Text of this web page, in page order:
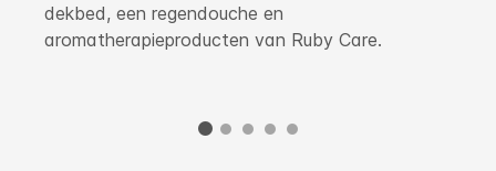
dekbed, een regendouche en
aromatherapieproducten van Ruby Care.